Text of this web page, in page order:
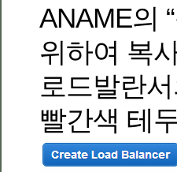
ANAME의
위하여 복
로드발란
빨간색 테